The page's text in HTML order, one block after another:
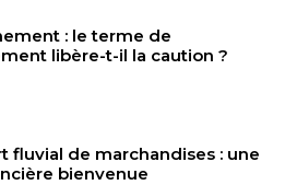
: le terme de
libère-t-il la caution ?
fluvial de marchandises : une
bienvenue